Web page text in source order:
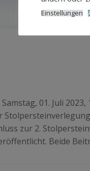
01. Juli
zur 2.
Beide
Einstellungen